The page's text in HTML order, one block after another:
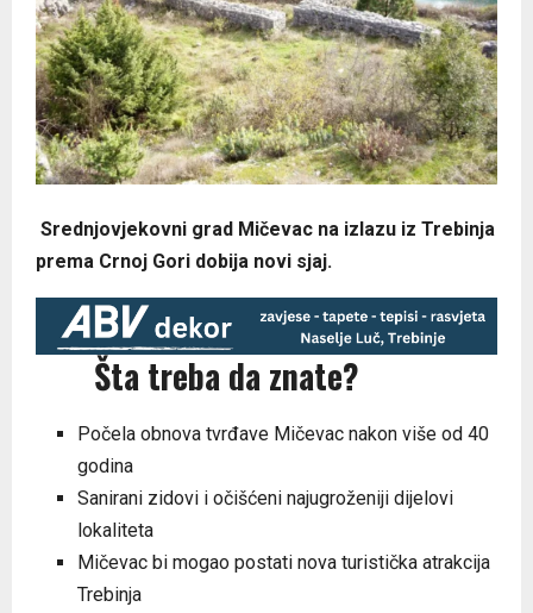
Srednjovjekovni grad Mičevac na izlazu iz Trebinja
prema Crnoj Gori dobija novi sjaj.
Šta treba da znate?
Počela obnova tvrđave Mičevac nakon više od 40
godina
Sanirani zidovi i očišćeni najugroženiji dijelovi
lokaliteta
Mičevac bi mogao postati nova turistička atrakcija
Trebinja